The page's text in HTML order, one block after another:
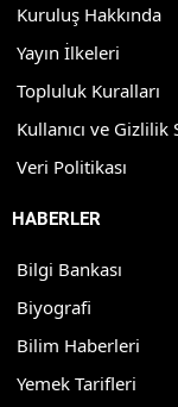
Kuruluş Hakkında
Yayın İlkeleri
Topluluk Kuralları
Kullanıcı ve Gizlilik
Veri Politikası
HABERLER
Bilgi Bankası
Biyografi
Bilim Haberleri
Yemek Tarifleri